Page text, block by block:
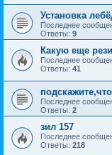
Установка
Последнее
Ответы: 9
Какую еще
Последнее
Ответы: 41
Последнее
Ответы: 2
зил 157
Последнее
Ответы: 218